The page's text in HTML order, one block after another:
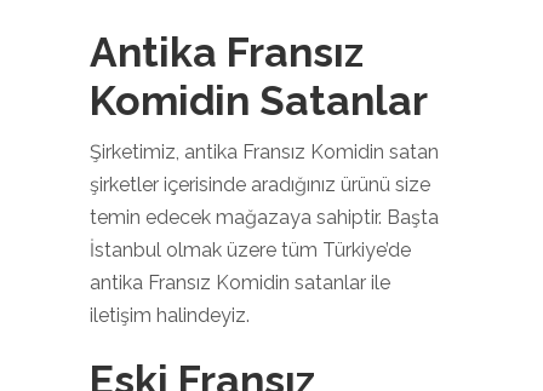
Antika Fransız
Komidin Satanlar
Şirketimiz, antika Fransız Komidin satan
şirketler içerisinde aradığınız ürünü size
temin edecek mağazaya sahiptir. Başta
İstanbul olmak üzere tüm Türkiye’de
antika Fransız Komidin satanlar ile
iletişim halindeyiz.
Eski Fransız